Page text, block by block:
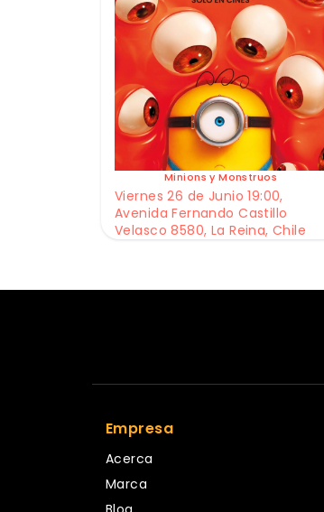
Minions y Monstruos
Viernes 26 de Junio 19:00,
Avenida Fernando Castillo
Velasco 8580, La Reina, Chile
Empresa
Acerca
Marca